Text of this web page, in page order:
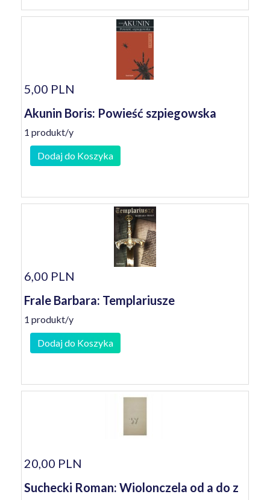
5,00 PLN
Akunin Boris: Powieść szpiegowska
1 produkt/y
Dodaj do Koszyka
6,00 PLN
Frale Barbara: Templariusze
1 produkt/y
Dodaj do Koszyka
20,00 PLN
Suchecki Roman: Wiolonczela od a do z